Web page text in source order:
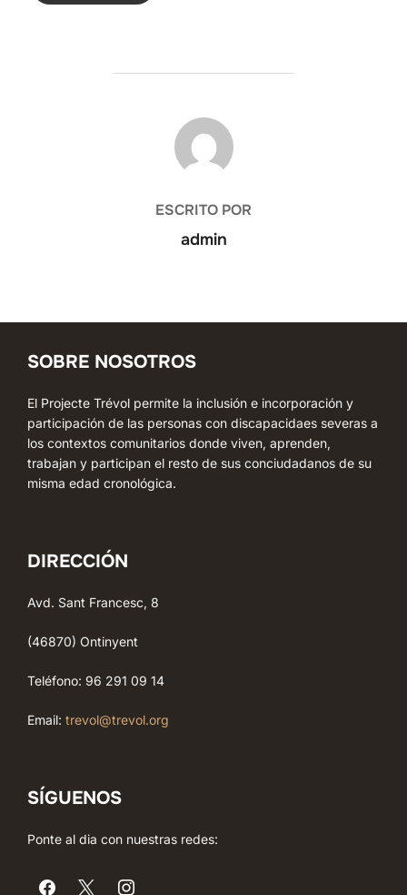
AUTOR DE LA ENTRADA
ESCRITO POR
admin
SOBRE NOSOTROS
El Projecte Trévol permite la inclusión e incorporación y
participación de las personas con discapacidaes severas a
los contextos comunitarios donde viven, aprenden,
trabajan y participan el resto de sus conciudadanos de su
misma edad cronológica.
DIRECCIÓN
Avd. Sant Francesc, 8
(46870) Ontinyent
Teléfono: 96 291 09 14
Email: trevol@trevol.org
SÍGUENOS
Ponte al dia con nuestras redes: